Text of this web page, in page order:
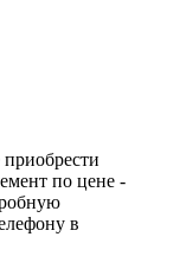
по цене -
в